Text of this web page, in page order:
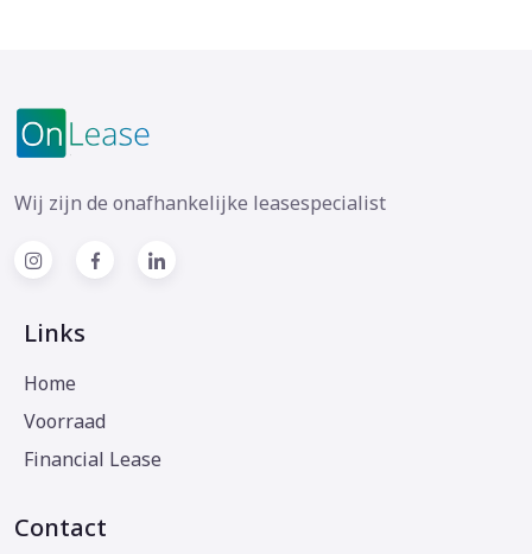
Wij zijn de onafhankelijke leasespecialist
Links
Home
Voorraad
Financial Lease
Contact